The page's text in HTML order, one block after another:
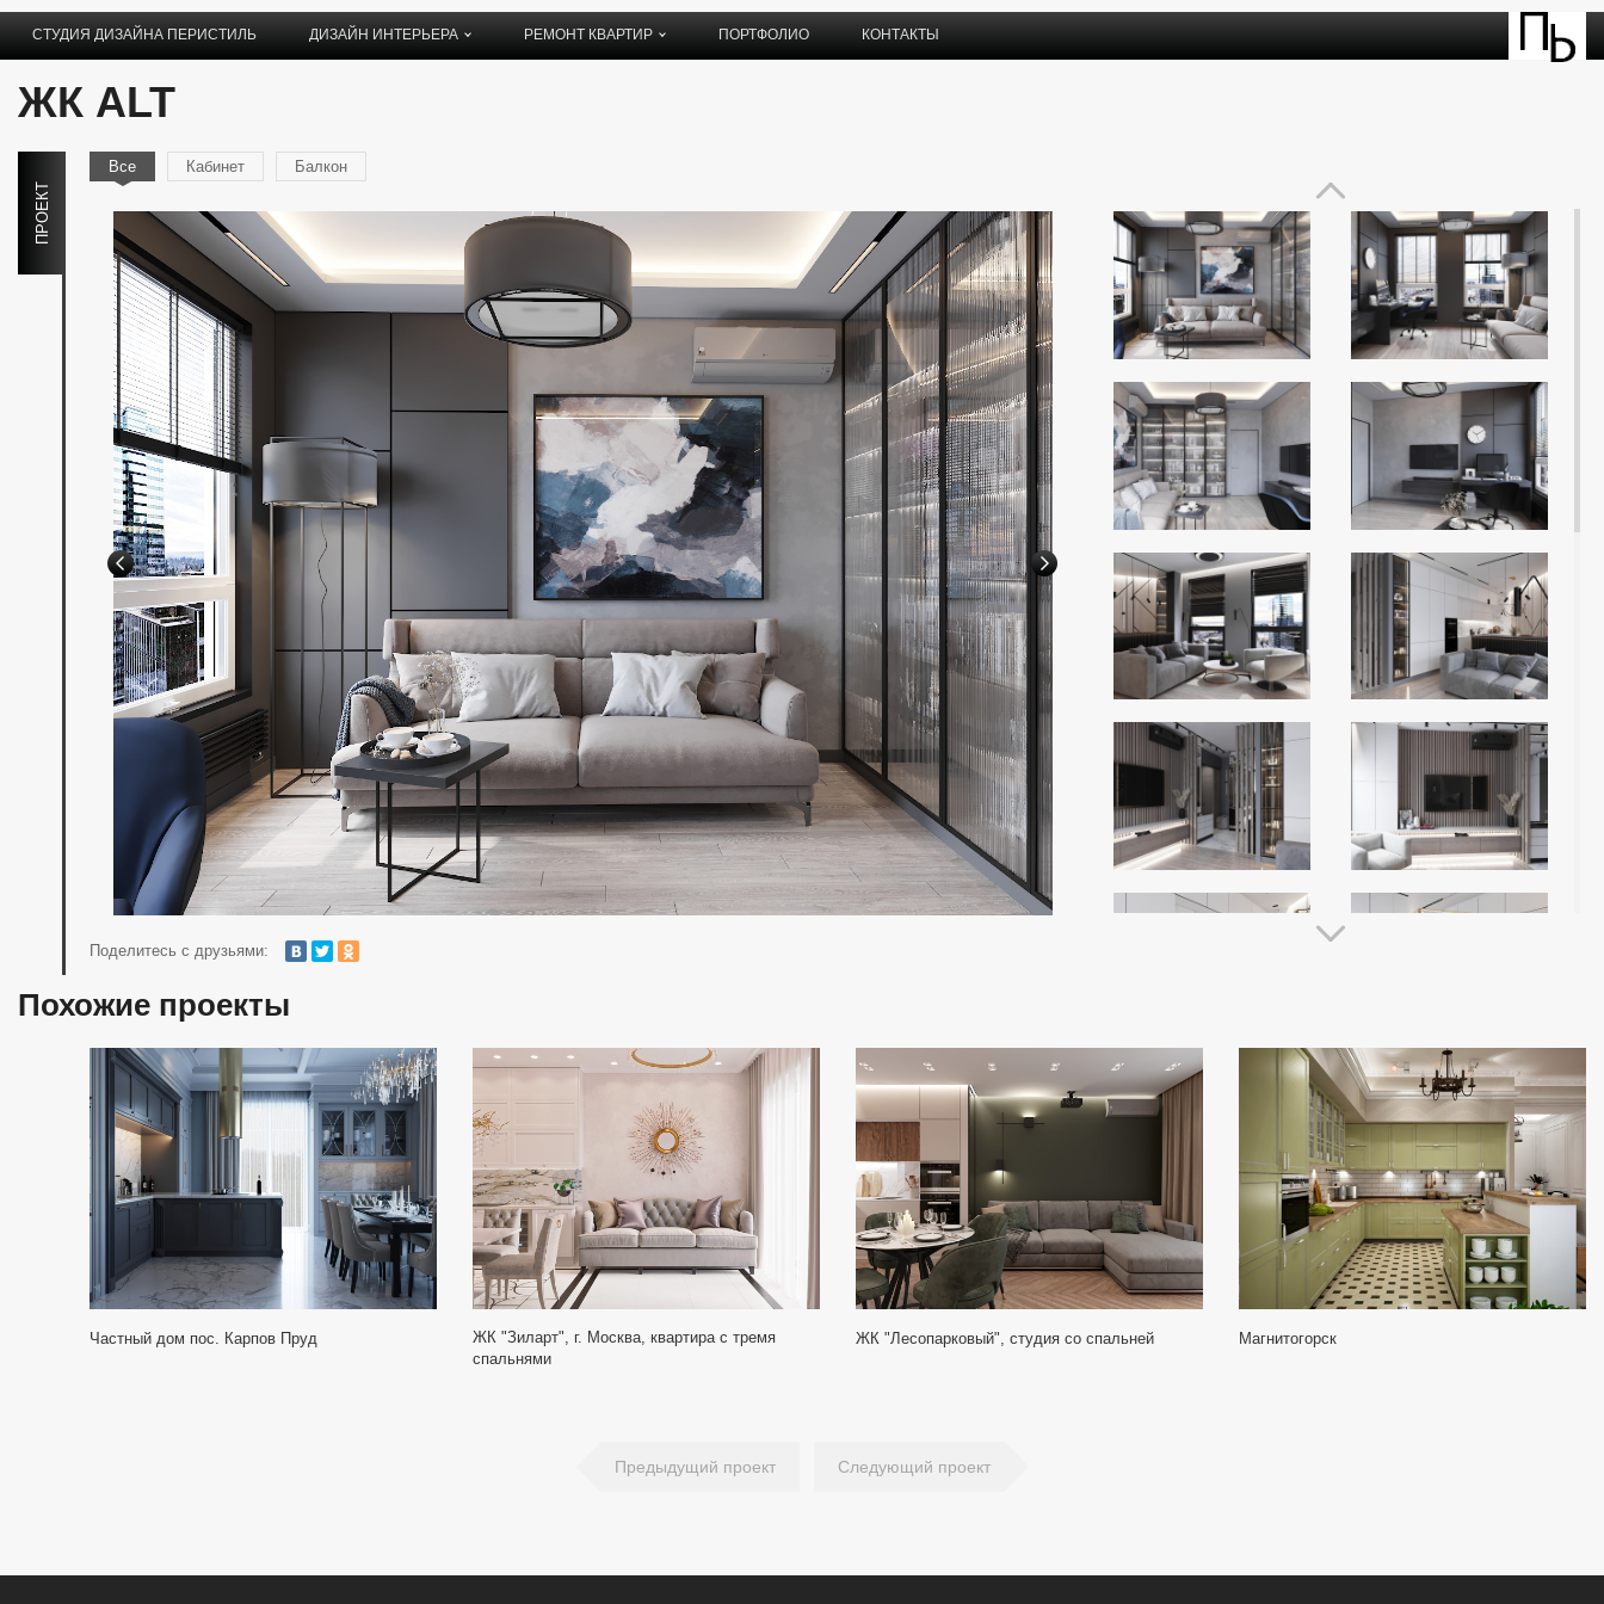
СТУДИЯ ДИЗАЙНА ПЕРИСТИЛЬ ДИЗАЙН ИНТЕРЬЕРА РЕМОНТ КВАРТИР ПОРТФОЛИО КОНТАКТЫ
ЖК ALT
ПРОЕКТ
Все Кабинет Балкон
Поделитесь с друзьями:
Похожие проекты
Частный дом пос. Карпов Пруд
ЖК "Зиларт", г. Москва, квартира с тремя
спальнями
ЖК "Лесопарковый", студия со спальней Магнитогорск
Предыдущий проект Следующий проект